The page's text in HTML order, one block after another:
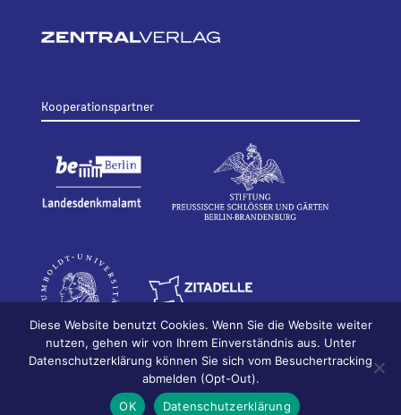
Kooperationspartner
Bildhauerei in Berlin
Impressum
Datenschutz
Diese Website benutzt Cookies. Wenn Sie die Website weiter
nutzen, gehen wir von Ihrem Einverständnis aus. Unter
Datenschutzerklärung können Sie sich vom Besuchertracking
abmelden (Opt-Out).
OK
Datenschutzerklärung